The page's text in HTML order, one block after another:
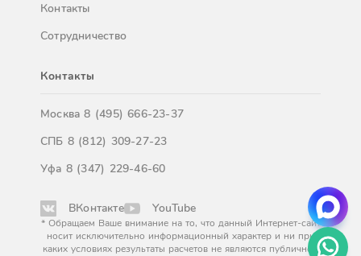
Контакты
Сотрудничество
Контакты
Москва8 (495) 666-23-37
СПБ 8 (812) 309-27-23
Уфа 8 (347) 229-46-60
ВКонтакте YouTube
* Обращаем Ваше внимание на то, что данный Интернет-сайт
носит исключительно информационный характер и ни при
каких условиях результаты расчетов не являются публичной